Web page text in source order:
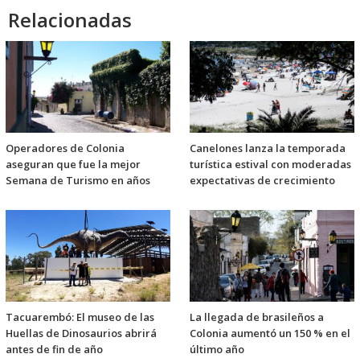
Relacionadas
Operadores de Colonia
aseguran que fue la mejor
Semana de Turismo en años
Canelones lanza la temporada
turística estival con moderadas
expectativas de crecimiento
Tacuarembó: El museo de las
Huellas de Dinosaurios abrirá
antes de fin de año
La llegada de brasileños a
Colonia aumentó un 150 % en el
último año